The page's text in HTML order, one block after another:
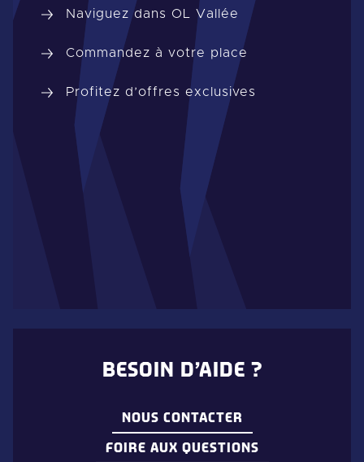
Naviguez dans OL Vallée
Commandez à votre place
Profitez d’offres exclusives
BESOIN D’AIDE ?
NOUS CONTACTER
FOIRE AUX QUESTIONS